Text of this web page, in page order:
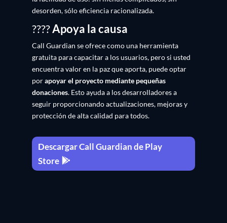
desorden, sólo eficiencia racionalizada.
????Apoya la causa
Call Guardian se ofrece como una herramienta
gratuita para capacitar a los usuarios, pero si usted
encuentra valor en la paz que aporta, puede optar
porapoyar el proyecto mediante pequeñas
donaciones. Esto ayuda a los desarrolladores a
seguir proporcionando actualizaciones, mejoras y
protección de alta calidad para todos.
Descargar Call Guardian de Play
Store